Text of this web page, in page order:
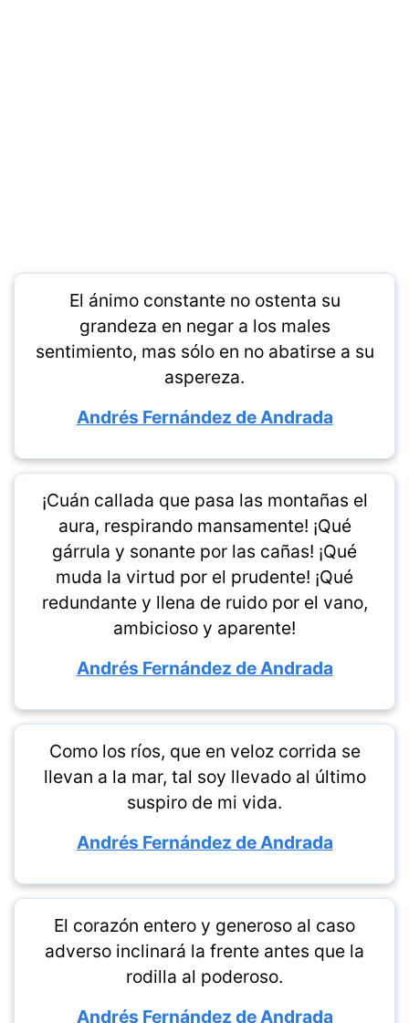
El ánimo constante no ostenta su
grandeza en negar a los males
sentimiento, mas sólo en no abatirse a su
aspereza.
Andrés Fernández de Andrada
¡Cuán callada que pasa las montañas el
aura, respirando mansamente! ¡Qué
gárrula y sonante por las cañas! ¡Qué
muda la virtud por el prudente! ¡Qué
redundante y llena de ruido por el vano,
ambicioso y aparente!
Andrés Fernández de Andrada
Como los ríos, que en veloz corrida se
llevan a la mar, tal soy llevado al último
suspiro de mi vida.
Andrés Fernández de Andrada
El corazón entero y generoso al caso
adverso inclinará la frente antes que la
rodilla al poderoso.
Andrés Fernández de Andrada